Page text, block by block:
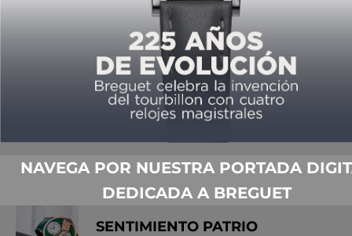
Compartir
Compartir Twittear
Share Compartir
ARTÍCULO ANTERIOR
SENTIMIENTO PATRIO
NAVEGA POR NUESTRA PORTADA
DEDICADA A BREGUET